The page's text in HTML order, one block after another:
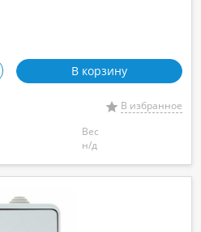
В корзину
В избранное
Вес
н/д